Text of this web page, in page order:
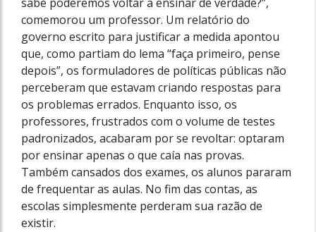
comemorou um professor. Um relatório do
governo escrito para justificar a medida apontou
que, como partiam do lema “faça primeiro, pense
depois”, os formuladores de políticas públicas não
perceberam que estavam criando respostas para
os problemas errados. Enquanto isso, os
professores, frustrados com o volume de testes
padronizados, acabaram por se revoltar: optaram
por ensinar apenas o que caía nas provas.
Também cansados dos exames, os alunos pararam
de frequentar as aulas. No fim das contas, as
escolas simplesmente perderam sua razão de
existir.